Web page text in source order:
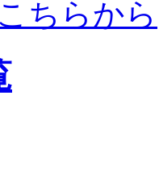
ちらから